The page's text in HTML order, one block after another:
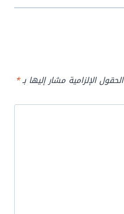
الحقول الإلزامية مشار إليها بـ*